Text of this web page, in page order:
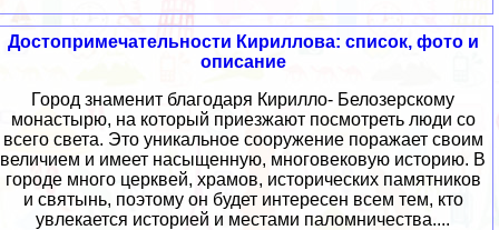
Достопримечательности Кириллова: список, фото и
описание
Город знаменит благодаря Кирилло- Белозерскому
монастырю, на который приезжают посмотреть люди со
всего света. Это уникальное сооружение поражает своим
величием и имеет насыщенную, многовековую историю. В
городе много церквей, храмов, исторических памятников
и святынь, поэтому он будет интересен всем тем, кто
увлекается историей и местами паломничества....